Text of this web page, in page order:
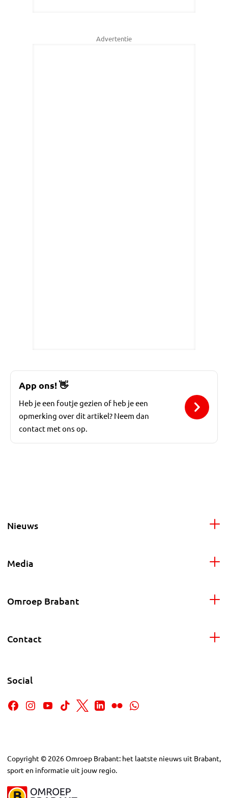
Advertentie
App ons!👋
Heb je een foutje gezien of heb je een
opmerking over dit artikel? Neem dan
contact met ons op.
Nieuws
Media
Omroep Brabant
Contact
Social
Copyright © 2026Omroep Brabant: het laatste nieuws uit Brabant,
sport en informatie uit jouw regio.